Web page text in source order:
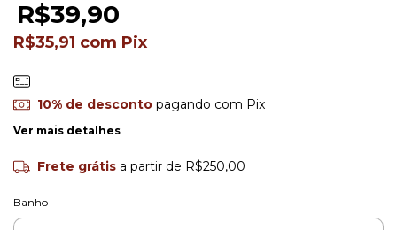
R$39,90
R$35,91 com Pix
10% de descontopagando com Pix
Ver mais detalhes
Frete grátis a partir de R$250,00
Banho